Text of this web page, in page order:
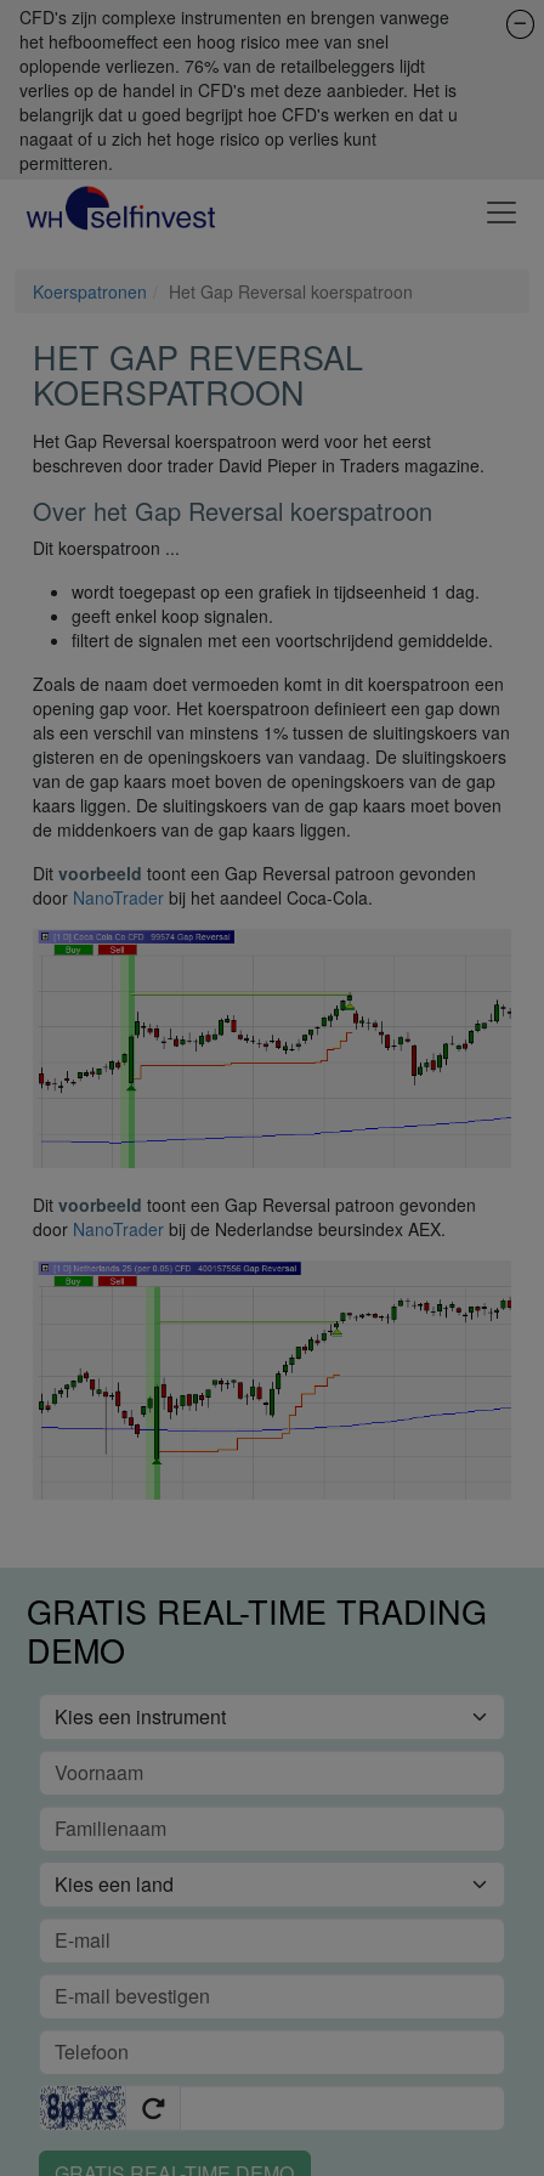
CFD's zijn complexe instrumenten en brengen vanwege
het hefboomeffect een hoog risico mee van snel
oplopende verliezen. 76% van de retailbeleggers lijdt
verlies op de handel in CFD's met deze aanbieder. Het is
belangrijk dat u goed begrijpt hoe CFD's werken en dat u
nagaat of u zich het hoge risico op verlies kunt
permitteren.
Koerspatronen Het Gap Reversal koerspatroon
HET GAP REVERSAL
KOERSPATROON
Het Gap Reversal koerspatroon werd voor het eerst
beschreven door trader David Pieper in Traders magazine.
Over het Gap Reversal koerspatroon
Dit koerspatroon ...
wordt toegepast op een grafiek in tijdseenheid 1 dag.
geeft enkel koop signalen.
filtert de signalen met een voortschrijdend gemiddelde.
Zoals de naam doet vermoeden komt in dit koerspatroon een
opening gap voor. Het koerspatroon definieert een gap down
als een verschil van minstens 1% tussen de sluitingskoers van
gisteren en de openingskoers van vandaag. De sluitingskoers
van de gap kaars moet boven de openingskoers van de gap
kaars liggen. De sluitingskoers van de gap kaars moet boven
de middenkoers van de gap kaars liggen.
Dit voorbeeld toont een Gap Reversal patroon gevonden
door NanoTrader bij het aandeel Coca-Cola.
Dit voorbeeld toont een Gap Reversal patroon gevonden
door NanoTrader bij de Nederlandse beursindex AEX.
GRATIS REAL-TIME TRADING
DEMO